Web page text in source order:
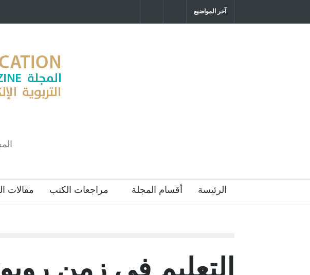
آخر المواضيع
الرئيسة أقسام المجلة مراجعات الكتب مقالات
التعليم في زمن